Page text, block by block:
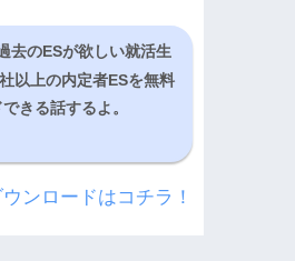
去のESが欲しい就活生
以上の内定者ESを無料
きる話するよ。
ンロードはコチラ！